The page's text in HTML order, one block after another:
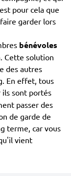
pour cela que
garder lors
bénévoles
Cette solution
des autres
En effet, tous
ils sont portés
passer des
de garde de
terme, car vous
vient